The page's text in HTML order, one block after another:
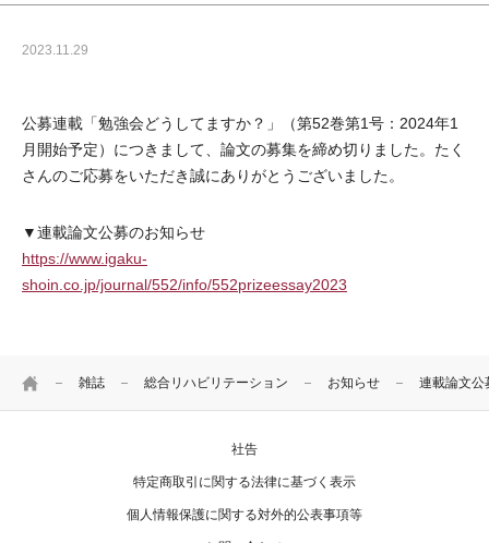
HOME 雑誌 総合リハビリテーション お知らせ 連載論文公
2023.11.29
公募連載「勉強会どうしてますか？」（第52巻第1号：2024年1
月開始予定）につきまして、論文の募集を締め切りました。たく
さんのご応募をいただき誠にありがとうございました。
▼連載論文公募のお知らせ
https://www.igaku-
shoin.co.jp/journal/552/info/552prizeessay2023
社告
特定商取引に関する法律に基づく表示
個人情報保護に関する対外的公表事項等